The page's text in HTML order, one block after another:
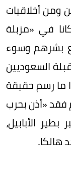
ومن أخلاقيات
في «مزبلة
بشرهم وسوء
السعوديين
ما رسم حقيقة
«أذن بحرب
الأبابيل،